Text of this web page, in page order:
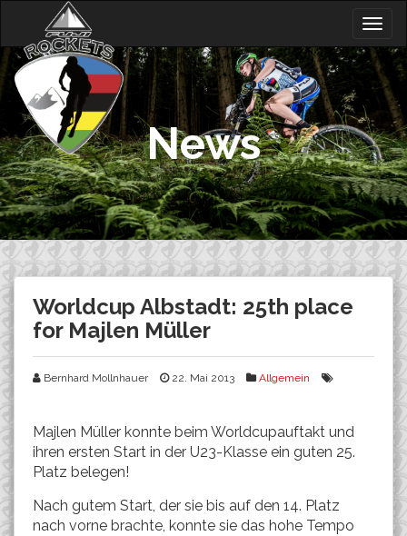
content
News
Worldcup Albstadt: 25th place
for Majlen Müller
Bernhard Mollnhauer 22. Mai 2013 Allgemein
Majlen Müller konnte beim Worldcupauftakt und
ihren ersten Start in der U23-Klasse ein guten 25.
Platz belegen!
Nach gutem Start, der sie bis auf den 14. Platz
nach vorne brachte, konnte sie das hohe Tempo